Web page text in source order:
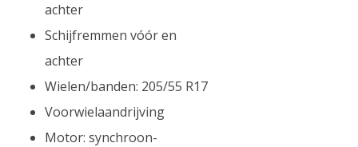
achter
Schijfremmen vóór en
achter
Wielen/banden: 205/55 R17
Voorwielaandrijving
Motor: synchroon-